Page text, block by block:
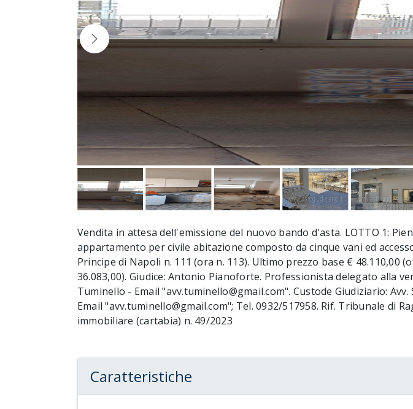
Vendita in attesa dell'emissione del nuovo bando d'asta. LOTTO 1:
appartamento per civile abitazione composto da cinque vani ed
Principe di Napoli n. 111 (ora n. 113). Ultimo prezzo base € 48.110,00
36.083,00). Giudice: Antonio Pianoforte. Professionista delegato alla
Tuminello - Email "avv.tuminello@gmail.com". Custode Giudiziario:
Email "avv.tuminello@gmail.com"; Tel. 0932/517958. Rif. Tribunale di
immobiliare (cartabia) n. 49/2023
Caratteristiche